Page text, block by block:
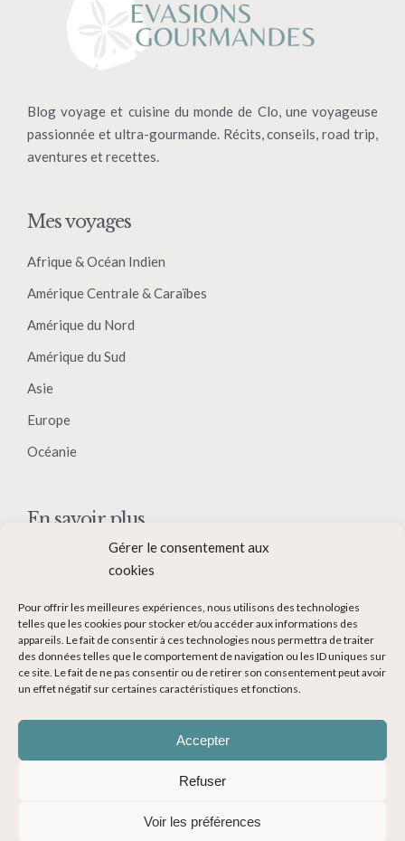
Gérer le consentement aux
cookies
Pour offrir les meilleures expériences, nous utilisons des technologies
telles que les cookies pour stocker et/ou accéder aux informations des
appareils. Le fait de consentir à ces technologies nous permettra de traiter
des données telles que le comportement de navigation ou les ID uniques sur
ce site. Le fait de ne pas consentir ou de retirer son consentement peut avoir
un effet négatif sur certaines caractéristiques et fonctions.
Accepter
Refuser
Voir les préférences
Blog voyage et cuisine du monde de Clo, une voyageuse
passionnée et ultra-gourmande. Récits, conseils, road trip,
aventures et recettes.
Mes voyages
Afrique & Océan Indien
Amérique Centrale & Caraïbes
Amérique du Nord
Amérique du Sud
Asie
Europe
Océanie
En savoir plus
Contact
Devenir Blogueur voyage
Ma Bucket List
© Copyright 2014-2024 - Evasions Gourmandes Blog Voyage - Tous